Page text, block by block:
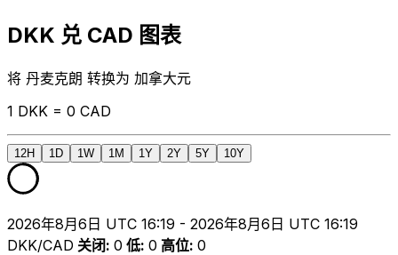
DKK 兑 CAD 图表
将 丹麦克朗 转换为 加拿大元
1 DKK = 0 CAD
12H 1D 1W 1M 1Y 2Y 5Y 10Y
2026年8月6日 UTC 16:19 - 2026年8月6日 UTC 16:19
DKK/CAD 关闭: 0 低: 0 高位: 0